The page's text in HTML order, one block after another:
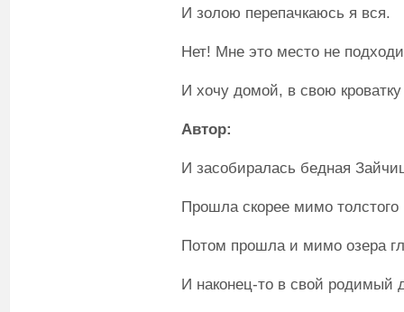
И золою перепачкаюсь я вся.
Нет! Мне это место не
И хочу домой, в свою
Автор:
И засобиралась бедная
Прошла скорее мимо толстого
Потом прошла и мимо озера
И наконец-то в свой родимый